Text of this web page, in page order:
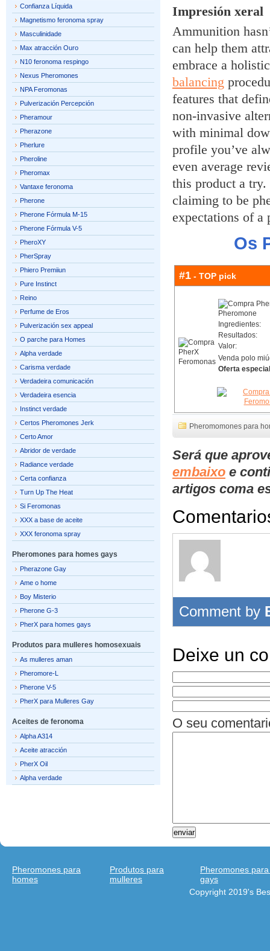
Impresión xeral
Ammunition
can help them
embrace a
balancing
features that
non-invasive
with minimal
profile you’ve
even average
this product a
claiming to be
expectations of a
Os
#1 - TOP pick
Ingredientes:
Resultados:
Valor:
Venda polo
Oferta
Pheromomones para
Será que
embaixo e
artigos coma
Comment by
Deixe un
O seu
Confianza Líquida
Magnetismo feronoma spray
Masculinidade
Max atracción Ouro
N10 feronoma respingo
Nexus Pheromones
NPA Feromonas
Pulverización Percepción
Pheramour
Pherazone
Pherlure
Pheroline
Pheromax
Vantaxe feronoma
Pherone
Pherone Fórmula M-15
Pherone Fórmula V-5
PheroXY
PherSpray
Phiero Premiiun
Pure Instinct
Reino
Perfume de Eros
Pulverización sex appeal
O parche para Homes
Alpha verdade
Carisma verdade
Verdadeira comunicación
Verdadeira esencia
Instinct verdade
Certos Pheromones Jerk
Certo Amor
Abridor de verdade
Radiance verdade
Certa confianza
Turn Up The Heat
Si Feromonas
XXX a base de aceite
XXX feronoma spray
Pheromones para homes gays
Pherazone Gay
Ame o home
Boy Misterio
Pherone G-3
PherX para homes gays
Produtos para mulleres homosexuais
As mulleres aman
Pheromore-L
Pherone V-5
PherX para Mulleres Gay
Aceites de feronoma
Alpha A314
Aceite atracción
PherX Oil
Alpha verdade
Pheromones para
homes
Produtos para
mulleres
Pheromones
gays
Copyright 2019's